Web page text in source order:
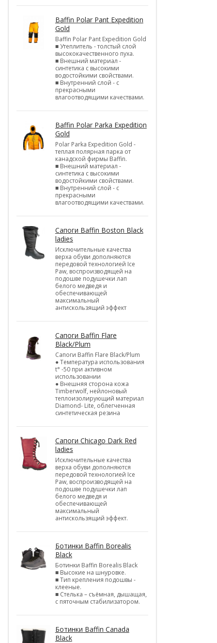
Baffin Polar Pant Expedition
Gold
Baffin Polar Pant Expedition Gold
■ Утеплитель - толстый слой
высококачественного пуха.
■ Внешний материал -
синтетика с высокими
водостойкими свойствами.
■ Внутренний слой - с
прекрасными
влагоотводящими качествами.
Baffin Polar Parka Expedition
Gold
Polar Parka Expedition Gold -
теплая полярная парка от
канадской фирмы Baffin.
■ Внешний материал -
синтетика с высокими
водостойкими свойствами.
■ Внутренний слой - с
прекрасными
влагоотводящими качествами.
Cапоги Baffin Boston Black
ladies
Исключительные качества
верха обуви дополняются
передовой технологией Ice
Paw, воспроизводящей на
подошве подушечки лап
белого медведя и
обеспечивающей
максимальный
антискользящий эффект
Cапоги Baffin Flare
Black/Plum
Cапоги Baffin Flare Black/Plum
● Температура использования
t° -50 при активном
использовании
● Внешняя сторона кожа
Timberwolf, нейлоновый
теплоизолирующий материал
Diamond- Lite, облегченная
синтетическая резина
Cапоги Chicago Dark Red
ladies
Исключительные качества
верха обуви дополняются
передовой технологией Ice
Paw, воспроизводящей на
подошве подушечки лап
белого медведя и
обеспечивающей
максимальный
антискользящий эффект.
Ботинки Baffin Borealis
Black
Ботинки Baffin Borealis Black
■ Высокие на шнуровке.
■ Тип крепления подошвы -
клееные.
■ Стелька – съёмная, дышащая,
с пяточным стабилизатором.
Ботинки Baffin Canada
Black